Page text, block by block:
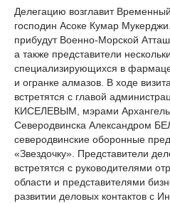
Делегацию возглавит
господин Асоке Кумар
прибудут Военно-Морской
а также представители
специализирующихся в
и огранке алмазов. В ходе
встретятся с главой
КИСЕЛЕВЫМ, мэрами
Северодвинска Александром
северодвинские оборонные
«Звездочку». Представители
встретятся с руководителями
области и представителями
развитии деловых контактов с